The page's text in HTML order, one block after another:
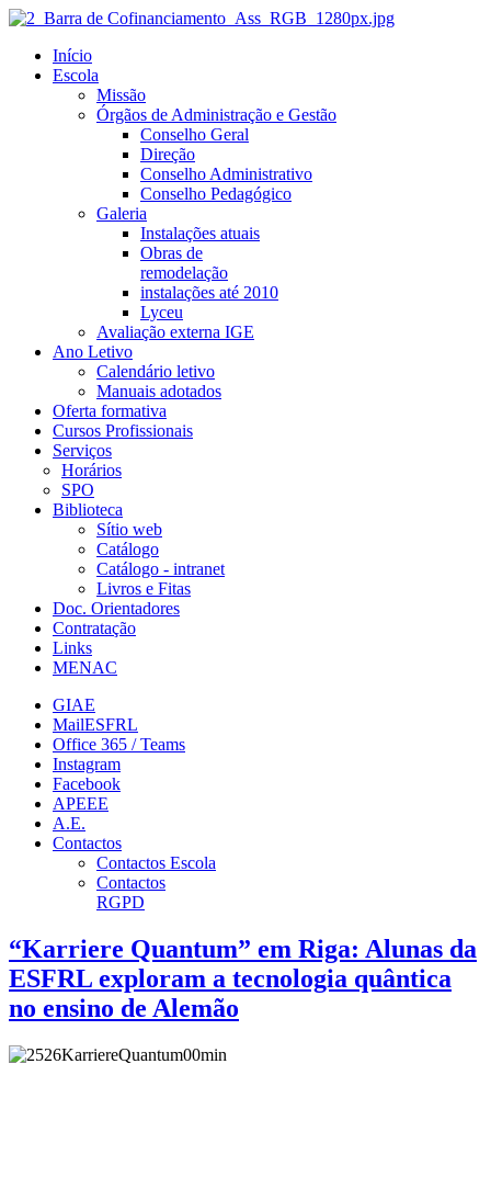
Início
Escola
Missão
Órgãos de Administração e Gestão
Conselho Geral
Direção
Conselho Administrativo
Conselho Pedagógico
Galeria
Instalações atuais
Obras de
remodelação
instalações até 2010
Lyceu
Avaliação externa IGE
Ano Letivo
Calendário letivo
Manuais adotados
Oferta formativa
Cursos Profissionais
Serviços
Horários
SPO
Biblioteca
Sítio web
Catálogo
Catálogo - intranet
Livros e Fitas
Doc. Orientadores
Contratação
Links
MENAC
GIAE
MailESFRL
Office 365 / Teams
Instagram
Facebook
APEEE
A.E.
Contactos
Contactos Escola
Contactos
RGPD
“Karriere Quantum” em Riga: Alunas da
ESFRL exploram a tecnologia quântica
no ensino de Alemão